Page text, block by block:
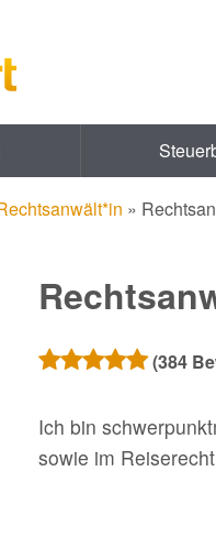
»
(384
Ich bin
sowie im